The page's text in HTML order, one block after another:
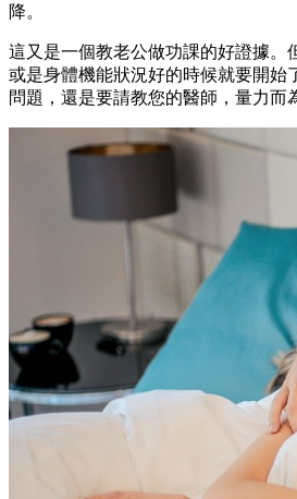
降。
這又是一個教老公做功課的好證據。
或是身體機能狀況好的時候就要開始
問題，還是要請教您的醫師，量力而